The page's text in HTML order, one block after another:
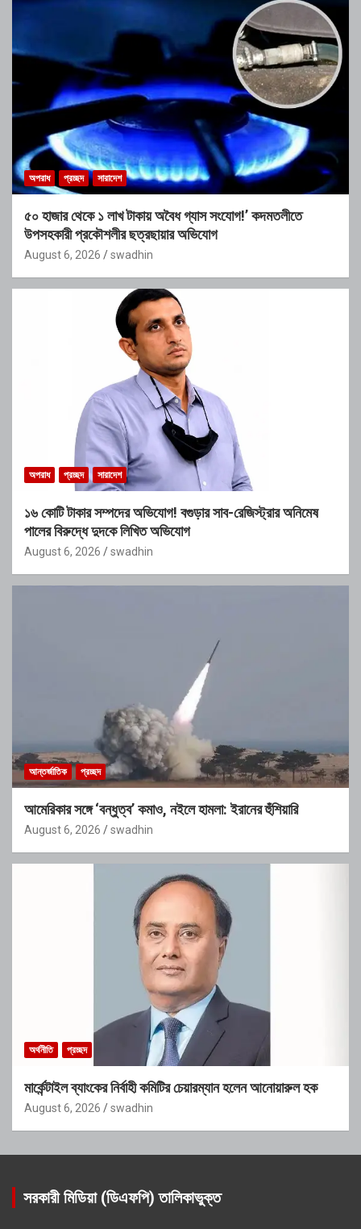
অপরাধ প্রচ্ছদ সারাদেশ
৫০ হাজার থেকে ১ লাখ টাকায় অবৈধ গ্যাস সংযোগ!’ কদমতলীতে
উপসহকারী প্রকৌশলীর ছত্রছায়ার অভিযোগ
August 6, 2026 swadhin
অপরাধ প্রচ্ছদ সারাদেশ
১৬ কোটি টাকার সম্পদের অভিযোগ! বগুড়ার সাব-রেজিস্ট্রার অনিমেষ
পালের বিরুদ্ধে দুদকে লিখিত অভিযোগ
August 6, 2026 swadhin
আন্তর্জাতিক প্রচ্ছদ
আমেরিকার সঙ্গে ‘বন্ধুত্ব’ কমাও, নইলে হামলা: ইরানের হুঁশিয়ারি
August 6, 2026 swadhin
অর্থনীতি প্রচ্ছদ
মার্কেন্টাইল ব্যাংকের নির্বাহী কমিটির চেয়ারম্যান হলেন আনোয়ারুল হক
August 6, 2026 swadhin
সরকারী মিডিয়া (ডিএফপি) তালিকাভুক্ত